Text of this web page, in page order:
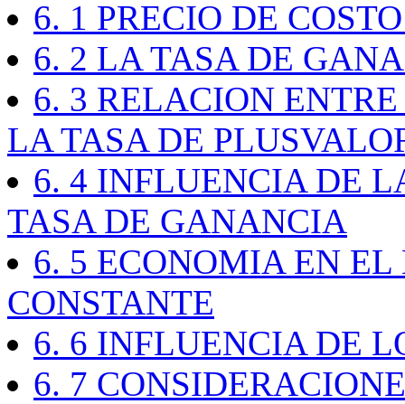
6. 1 PRECIO DE
6. 2 LA TASA DE
6. 3 RELACION
LA TASA DE
6. 4 INFLUENCIA DE
TASA DE GANANCIA
6. 5 ECONOMIA EN
CONSTANTE
6. 6 INFLUENCIA DE
6. 7